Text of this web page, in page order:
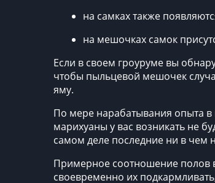
на самках также
на мешочках самок
Если в своем гроуруме вы
чтобы пыльцевой мешочек
яму.
По мере нарабатывания опыта
марихуаны у вас возникать не
самом деле последние ни в чем
Примерное соотношение полов
своевременно их